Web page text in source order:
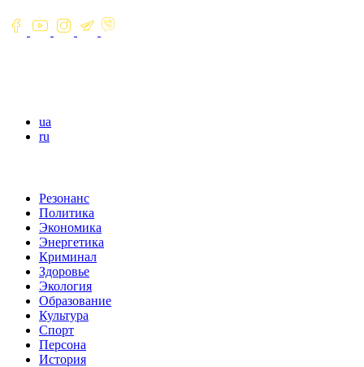
ua
ru
Резонанс
Политика
Экономика
Энергетика
Криминал
Здоровье
Экология
Образование
Культура
Спорт
Персона
История